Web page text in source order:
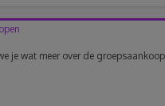
je wat meer over de